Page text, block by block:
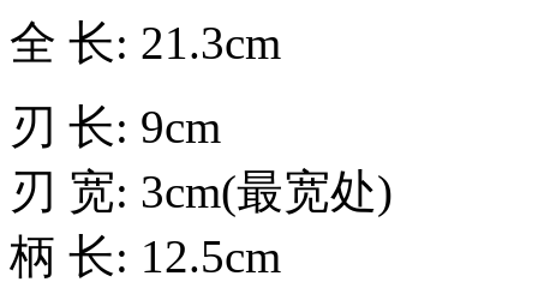
全 长: 21.3cm
刃 长: 9cm
刃 宽: 3cm(最宽处)
柄 长: 12.5cm